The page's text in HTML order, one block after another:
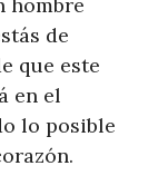
de
que este
en el
lo posible